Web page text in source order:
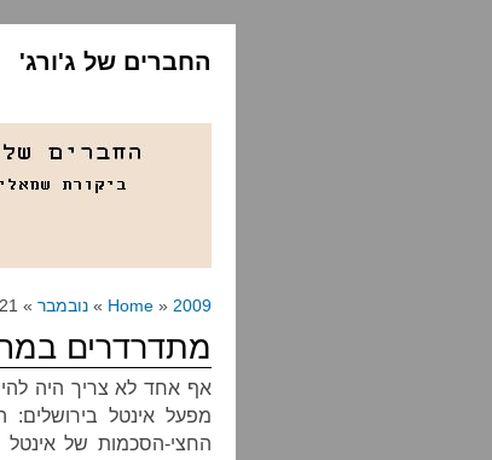
החברים של ג'ורג'
Home » 2009
» נובמבר » 21
מתדרדרים
אף אחד לא צריך היה
מפעל אינטל
החצי-הסכמות של